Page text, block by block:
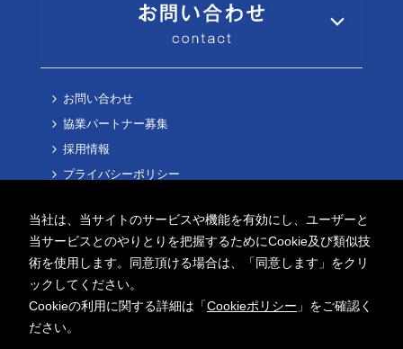
当社は、当サイトのサービスや機能を有効にし、ユーザーと
当サービスとのやりとりを把握するためにCookie及び類似技
術を使用します。同意頂ける場合は、「同意します」をクリ
ックしてください。
Cookieの利用に関する詳細は「Cookieポリシー 」をご確認く
ださい。
お問い合わせ
協業パートナー募集
採用情報
プライバシーポリシー
Copyright ©2026 AITECH Solution Co.,Ltd.